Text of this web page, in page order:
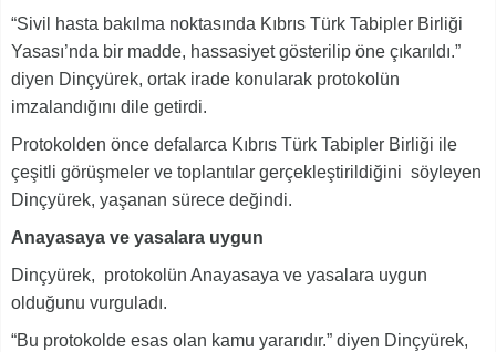
“Sivil hasta bakılma noktasında Kıbrıs Türk Tabipler Birliği
Yasası’nda bir madde, hassasiyet gösterilip öne çıkarıldı.”
diyen Dinçyürek, ortak irade konularak protokolün
imzalandığını dile getirdi.
Protokolden önce defalarca Kıbrıs Türk Tabipler Birliği ile
çeşitli görüşmeler ve toplantılar gerçekleştirildiğini söyleyen
Dinçyürek, yaşanan sürece değindi.
Anayasaya ve yasalara uygun
Dinçyürek, protokolün Anayasaya ve yasalara uygun
olduğunu vurguladı.
“Bu protokolde esas olan kamu yararıdır.” diyen Dinçyürek,